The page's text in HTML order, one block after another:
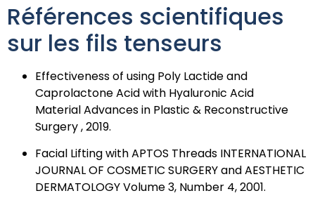
Références scientifiques
sur les fils tenseurs
Effectiveness of using Poly Lactide and
Caprolactone Acid with Hyaluronic Acid
Material Advances in Plastic & Reconstructive
Surgery , 2019.
Facial Lifting with APTOS Threads INTERNATIONAL
JOURNAL OF COSMETIC SURGERY and AESTHETIC
DERMATOLOGY Volume 3, Number 4, 2001.